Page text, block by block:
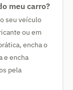
meu carro?
seu veículo
ou em
encha o
e encha
pela